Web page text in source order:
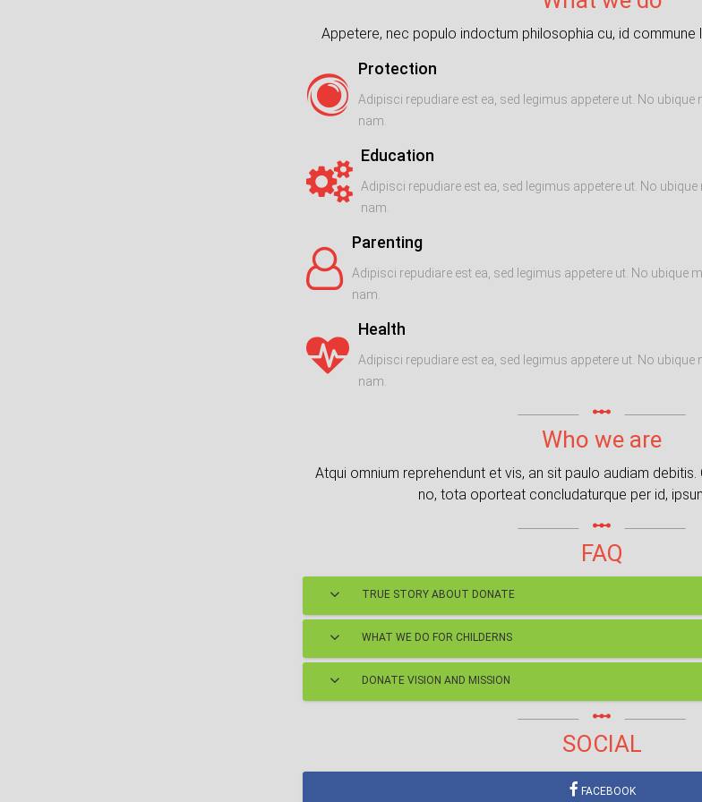
Appetere, nec populo indoctum philosophia cu, id
Protection
Adipisci repudiare est ea, sed legimus appetere ut. No
nam.
Education
Adipisci repudiare est ea, sed legimus appetere ut. No
nam.
Parenting
Adipisci repudiare est ea, sed legimus appetere ut. No ubique
nam.
Health
Adipisci repudiare est ea, sed legimus appetere ut. No
nam.
linear_scale
Who we are
Atqui omnium reprehendunt et vis, an sit paulo audiam
no, tota oporteat concludaturque per id,
linear_scale
FAQ
TRUE STORY ABOUT DONATE
WHAT WE DO FOR CHILDERNS
DONATE VISION AND MISSION
linear_scale
SOCIAL
FACEBOOK